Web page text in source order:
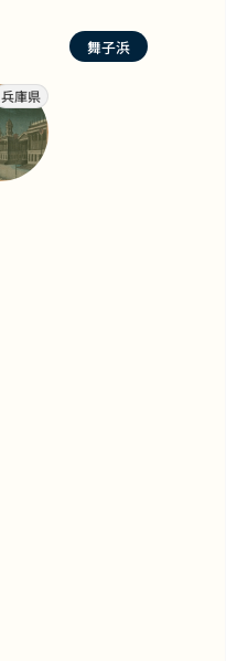
舞子浜
兵庫県